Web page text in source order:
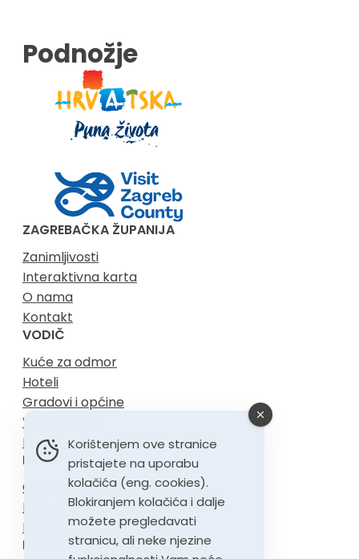
Podnožje
ZAGREBAČKA ŽUPANIJA
Zanimljivosti
Interaktivna karta
O nama
Kontakt
VODIČ
Kuće za odmor
Hoteli
Gradovi i općine
Vinske ceste
Dvorci
DOŽIVITE
Gastronomija
Digitalni nomadi
Dan u Zagrebačkoj županiji
DRUŠTVENE MREŽE
Korištenjem ove stranice
pristajete na uporabu
kolačića (eng. cookies).
Blokiranjem kolačića i dalje
možete pregledavati
stranicu, ali neke njezine